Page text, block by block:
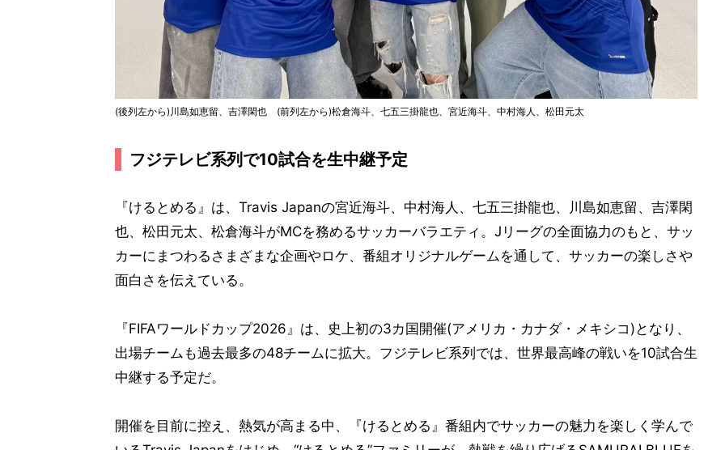
(後列左から)川島如恵留、吉澤閑也 (前列左から)松倉海斗、七五三掛龍也、宮近海斗、中村海人、松田元太
フジテレビ系列で10試合を生中継予定
『けるとめる』は、Travis Japanの宮近海斗、中村海人、七五三掛龍也、川島如恵留、吉澤閑
也、松田元太、松倉海斗がMCを務めるサッカーバラエティ。Jリーグの全面協力のもと、サッ
カーにまつわるさまざまな企画やロケ、番組オリジナルゲームを通して、サッカーの楽しさや
面白さを伝えている。
『FIFAワールドカップ2026』は、史上初の3カ国開催(アメリカ・カナダ・メキシコ)となり、
出場チームも過去最多の48チームに拡大。フジテレビ系列では、世界最高峰の戦いを10試合生
中継する予定だ。
開催を目前に控え、熱気が高まる中、『けるとめる』番組内でサッカーの魅力を楽しく学んで